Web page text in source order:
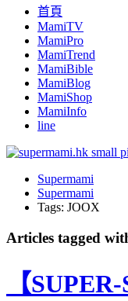
首頁
MamiTV
MamiPro
MamiTrend
MamiBible
MamiBlog
MamiShop
MamiInfo
line
Supermami
Supermami
Tags: JOOX
Articles tagged
【